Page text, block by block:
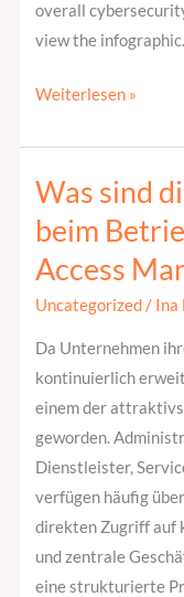
overall
view the infographic.
Weiterlesen »
Was sind
beim
Access
Uncategorized/ Ina
Da Unternehmen
kontinuierlich
einem der
geworden.
Dienstleister,
verfügen häufig
direkten Zugriff auf
und zentrale
eine strukturierte
Was
sind
die
größten
Risiken